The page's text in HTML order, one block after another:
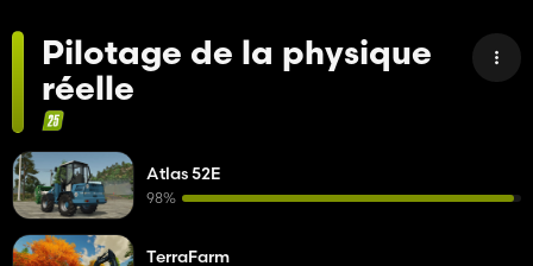
Pilotage de la physique
réelle
Atlas 52E
98%
TerraFarm